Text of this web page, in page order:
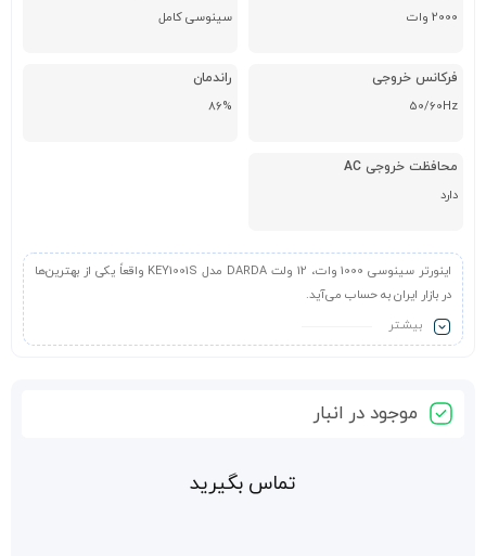
2000 وات
سینوسی کامل
فرکانس خروجی
50/60Hz
راندمان
86%
محافظت خروجی AC
دارد
اینورتر سینوسی 1000 وات، 12 ولت DARDA مدل KEY1001S واقعاً یکی از بهترین‌ها
در بازار ایران به حساب می‌آید.
بیشـتر
موجود در انبار
تماس بگیرید